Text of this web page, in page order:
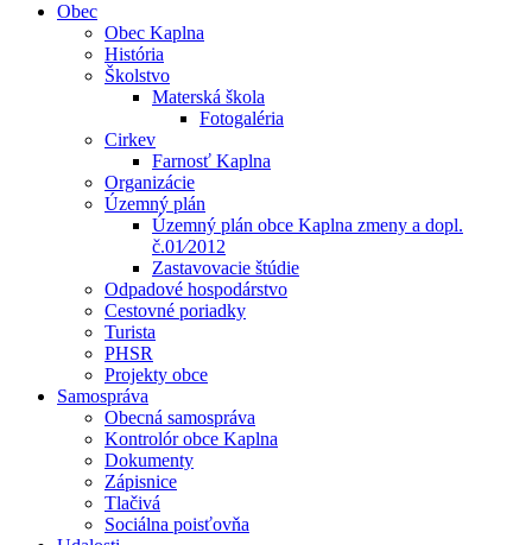
Obec
Obec Kaplna
História
Školstvo
Materská škola
Fotogaléria
Cirkev
Farnosť Kaplna
Organizácie
Územný plán
Územný plán obce Kaplna zmeny a dopl.
č.01⁄2012
Zastavovacie štúdie
Odpadové hospodárstvo
Cestovné poriadky
Turista
PHSR
Projekty obce
Samospráva
Obecná samospráva
Kontrolór obce Kaplna
Dokumenty
Zápisnice
Tlačivá
Sociálna poisťovňa